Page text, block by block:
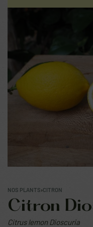
Les ventes sur
NOS PLANTS›CITRON
Citron
Citrus lemon Dioscuria